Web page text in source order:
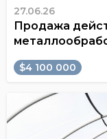
27.06.26
Продажа
$4 100 000